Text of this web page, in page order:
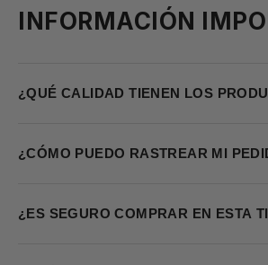
INFORMACIÓN
¿QUÉ CALIDAD TIENEN LOS
¿CÓMO PUEDO RASTREAR MI
¿ES SEGURO COMPRAR EN ESTA